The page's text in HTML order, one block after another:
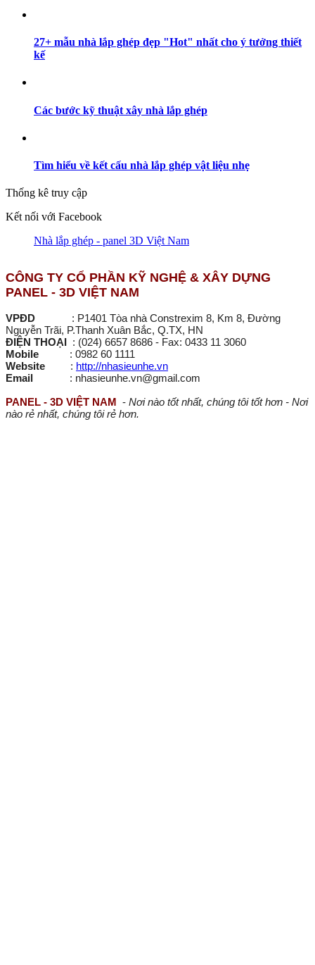
27+ mẫu nhà lắp ghép đẹp "Hot" nhất cho ý tưởng thiết
kế
Các bước kỹ thuật xây nhà lắp ghép
Tìm hiểu về kết cấu nhà lắp ghép vật liệu nhẹ
Thống kê truy cập
Kết nối với Facebook
Nhà lắp ghép - panel 3D Việt Nam
CÔNG TY CỔ PHẦN KỸ NGHỆ & XÂY DỰNG
PANEL - 3D VIỆT NAM
VPĐD : P1401 Tòa nhà Constrexim 8, Km 8, Đường
Nguyễn Trãi, P.Thanh Xuân Bắc, Q.TX, HN
ĐIỆN THOẠI : (024) 6657 8686 - Fax: 0433 11 3060
Mobile : 0982 60 1111
Website
: http://nhasieunhe.vn
Email
: nhasieunhe.vn@gmail.com
PANEL - 3D VIỆT NAM - Nơi nào tốt nhất, chúng tôi tốt hơn - Nơi
nào rẻ nhất, chúng tôi rẻ hơn.